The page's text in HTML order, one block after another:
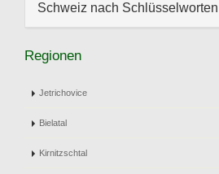
Schweiz nach Schlüsselworten
Regionen
Jetrichovice
Bielatal
Kirnitzschtal